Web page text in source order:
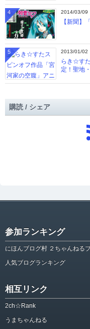
2014/03/09
【新聞】
4
2013/01/02
らき☆す
定！聖地
5
購読 / シェア
参加ランキング
にほんブログ村 ２ちゃんねる
人気ブログランキング
相互リンク
2ch☆Rank
うまちゃんねる